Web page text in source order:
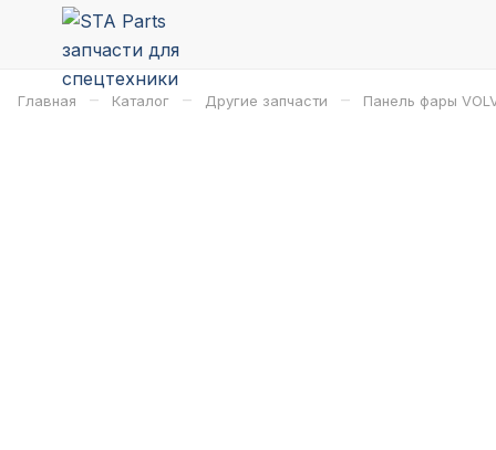
Главная – Каталог – Другие запчасти – Панель фары